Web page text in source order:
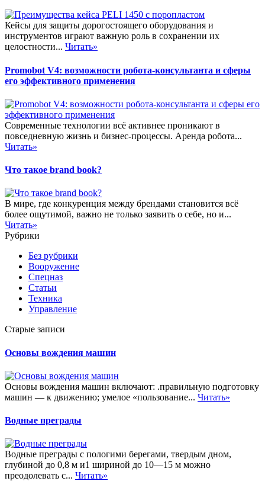
Кейсы для защиты дорогостоящего оборудования и
инструментов играют важную роль в сохранении их
целостности... Читать»
Promobot V4: возможности робота-консультанта и сферы
его эффективного применения
Современные технологии всё активнее проникают в
повседневную жизнь и бизнес-процессы. Аренда робота...
Читать»
Что такое brand book?
В мире, где конкуренция между брендами становится всё
более ощутимой, важно не только заявить о себе, но и...
Читать»
Рубрики
Без рубрики
Вооружение
Спецназ
Статьи
Техника
Управление
Старые записи
Основы вождения машин
Основы вождения машин включают: .правильную подготовку
машин — к движению; умелое «пользование... Читать»
Водные преграды
Водные преграды с пологими берегами, твердым дном,
глубиной до 0,8 м и1 шириной до 10—15 м можно
преодолевать с... Читать»